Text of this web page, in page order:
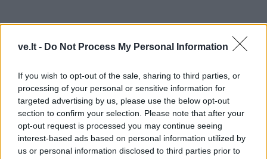
ve.lt - Do Not Process My Personal Information
If you wish to opt-out of the sale, sharing to third parties, or
processing of your personal or sensitive information for
targeted advertising by us, please use the below opt-out
section to confirm your selection. Please note that after your
opt-out request is processed you may continue seeing
interest-based ads based on personal information utilized by
us or personal information disclosed to third parties prior to